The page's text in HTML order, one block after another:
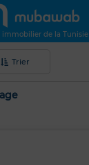
immobilier de la Tunisie
Trier